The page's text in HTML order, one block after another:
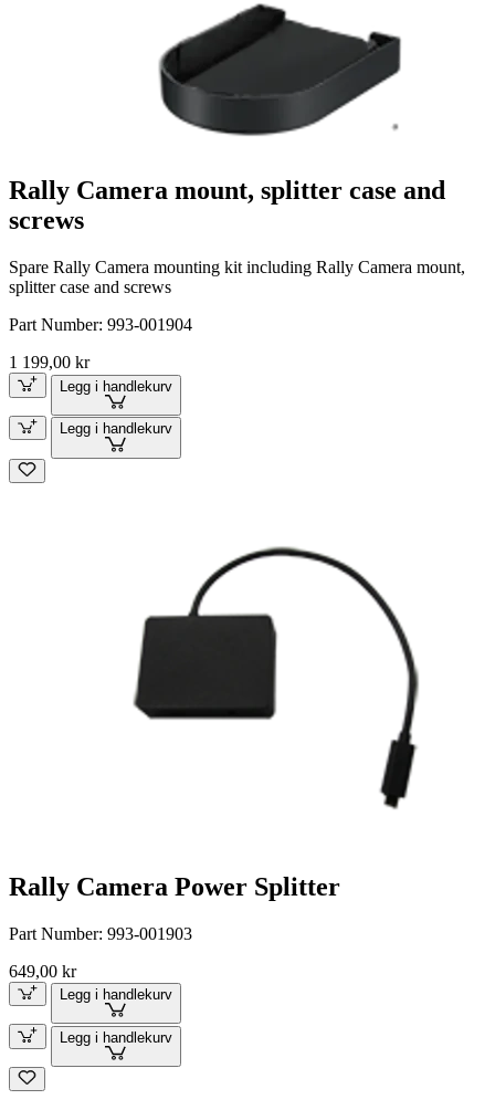
Rally Camera mount, splitter case and
screws
Spare Rally Camera mounting kit including Rally Camera mount,
splitter case and screws
Part Number: 993-001904
1 199,00 kr
Legg i handlekurv
Legg i handlekurv
Rally Camera Power Splitter
Part Number: 993-001903
649,00 kr
Legg i handlekurv
Legg i handlekurv